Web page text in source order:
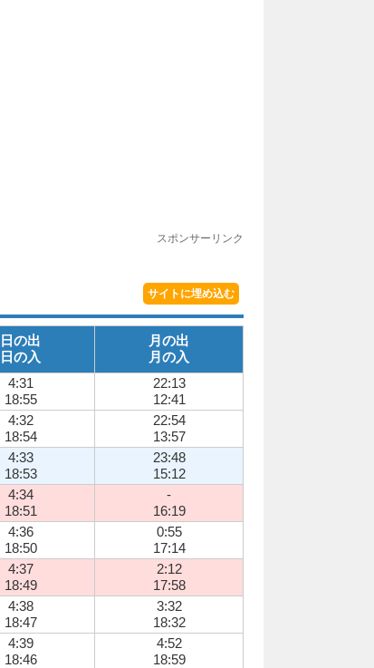
スポンサーリンク
サイトに埋め込む
日の出
日の入
月の出
月の入
4:31
18:55
22:13
12:41
4:32
18:54
22:54
13:57
4:33
18:53
23:48
15:12
4:34
18:51
-
16:19
4:36
18:50
0:55
17:14
4:37
18:49
2:12
17:58
4:38
18:47
3:32
18:32
4:39
18:46
4:52
18:59